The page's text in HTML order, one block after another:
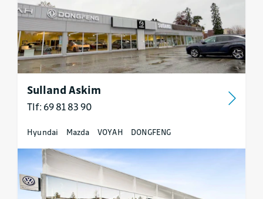
Sulland Askim
Tlf: 69 81 83 90
Hyundai Mazda VOYAH DONGFENG